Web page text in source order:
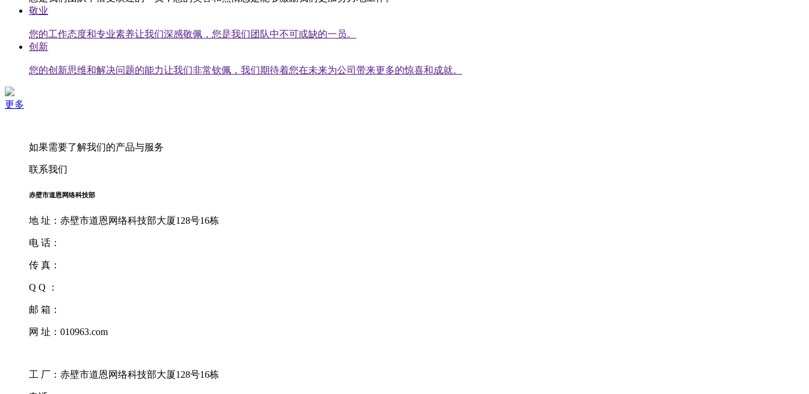
敬业
您的工作态度和专业素养让我们深感敬佩，您是我们团队中不可或缺的一员。
创新
您的创新思维和解决问题的能力让我们非常钦佩，我们期待着您在未来为公司带来更多的惊喜和成就。
更多
如果需要了解我们的产品与服务
联系我们
赤壁市道恩网络科技部
地 址：赤壁市道恩网络科技部大厦128号16栋
电 话：
传 真：
Q Q ：
邮 箱：
网 址：010963.com
工 厂：赤壁市道恩网络科技部大厦128号16栋